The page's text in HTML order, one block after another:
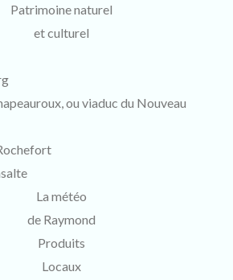
Patrimoine naturel
et culturel
ou viaduc du Nouveau
La météo
de Raymond
Produits
Locaux